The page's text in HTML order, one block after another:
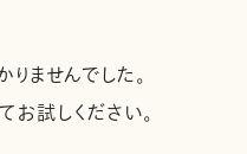
ませんでした。
試しください。